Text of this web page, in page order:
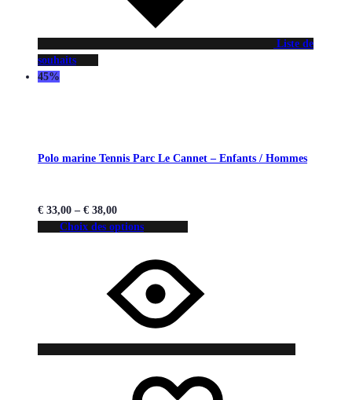
Liste de
souhaits
45%
Polo marine Tennis Parc Le Cannet – Enfants / Hommes
€ 33,00 – € 38,00
Choix des options